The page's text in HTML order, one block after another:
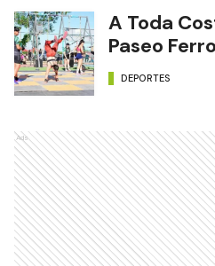
A Toda
Paseo
DEPORTES
Ads